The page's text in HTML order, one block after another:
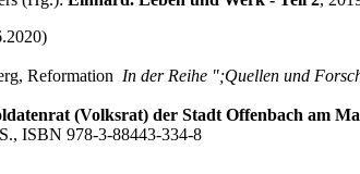
In der Reihe ";Quellen und
(Volksrat) der Stadt Offenbach am
ISBN 978-3-88443-334-8